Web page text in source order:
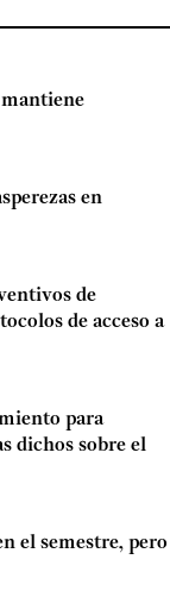
mantiene
en
de
de acceso a
para
dichos sobre el
el semestre, pero